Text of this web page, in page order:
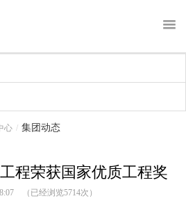
Recruitment
心 / 集团动态
程荣获国家优质工程奖
（已经浏览5714次）